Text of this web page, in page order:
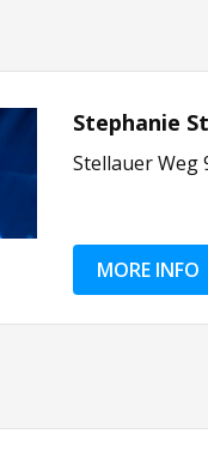
Stephanie
Stellauer Weg
MORE INFO